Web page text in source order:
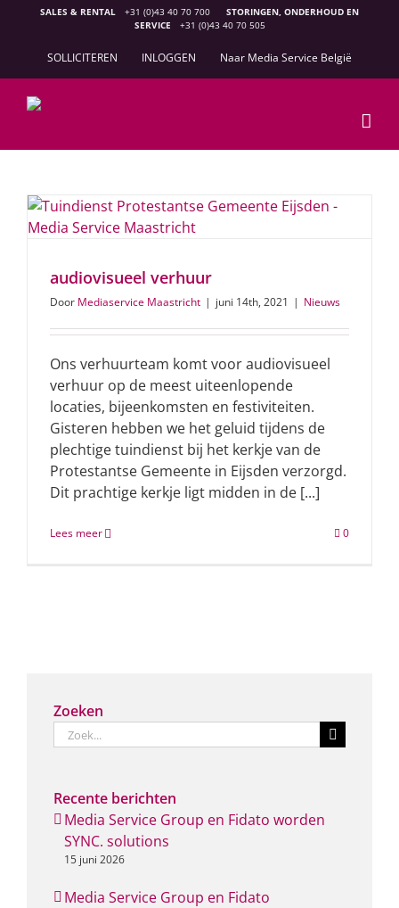
SALES & RENTAL +31 (0)43 40 70 700
STORINGEN, ONDERHOUD EN
SERVICE
+31 (0)43 40 70 505
SOLLICITEREN INLOGGEN Naar Media Service België
audiovisueel verhuur
Door Mediaservice Maastricht | juni 14th, 2021 | Nieuws
Ons verhuurteam komt voor audiovisueel
verhuur op de meest uiteenlopende
locaties, bijeenkomsten en festiviteiten.
Gisteren hebben we het geluid tijdens de
plechtige tuindienst bij het kerkje van de
Protestantse Gemeente in Eijsden verzorgd.
Dit prachtige kerkje ligt midden in de [...]
Lees meer 0
Zoeken
Zoeken
naar:
Recente berichten
Media Service Group en Fidato worden
SYNC. solutions
15 juni 2026
Media Service Group en Fidato